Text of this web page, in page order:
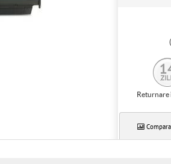
Returnare